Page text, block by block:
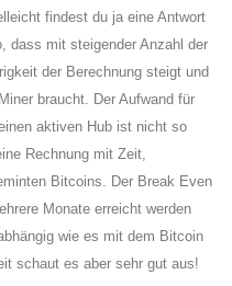
findest du ja eine Antwort
dass mit steigender Anzahl der
der Berechnung steigt und
braucht. Der Aufwand für
aktiven Hub ist nicht so
Rechnung mit Zeit,
Bitcoins. Der Break Even
Monate erreicht werden
wie es mit dem Bitcoin
schaut es aber sehr gut aus!